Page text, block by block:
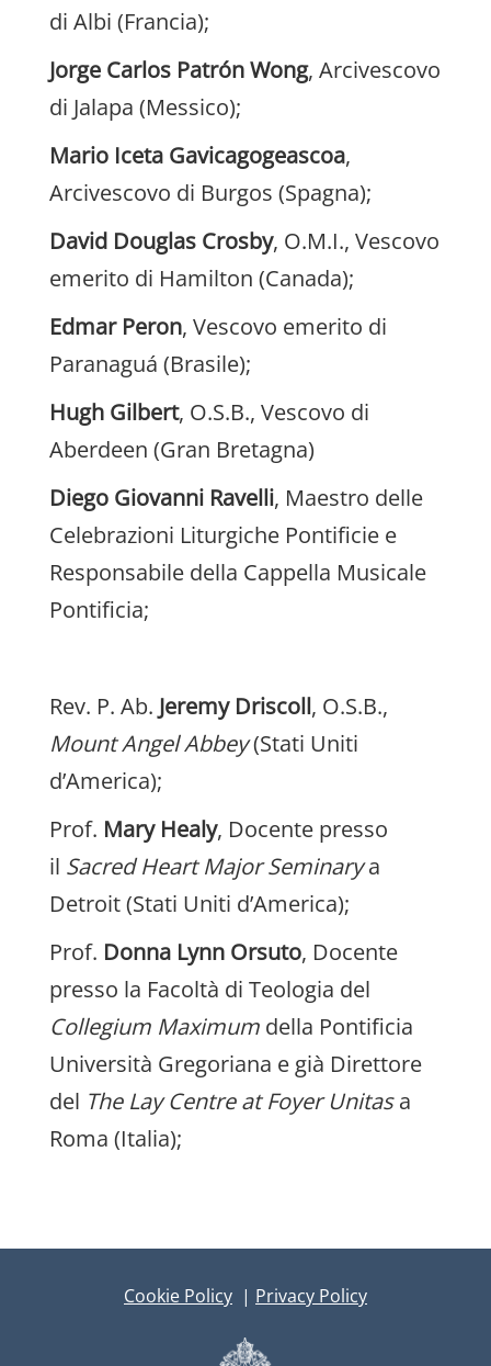
di Albi (Francia);
Jorge Carlos Patrón Wong, Arcivescovo
di Jalapa (Messico);
Mario Iceta Gavicagogeascoa,
Arcivescovo di Burgos (Spagna);
David Douglas Crosby, O.M.I., Vescovo
emerito di Hamilton (Canada);
Edmar Peron, Vescovo emerito di
Paranaguá (Brasile);
Hugh Gilbert, O.S.B., Vescovo di
Aberdeen (Gran Bretagna)
Diego Giovanni Ravelli, Maestro delle
Celebrazioni Liturgiche Pontificie e
Responsabile della Cappella Musicale
Pontificia;
Rev. P. Ab. Jeremy Driscoll, O.S.B.,
Mount Angel Abbey(Stati Uniti
d’America);
Prof. Mary Healy, Docente presso
il Sacred Heart Major Seminarya
Detroit (Stati Uniti d’America);
Prof. Donna Lynn Orsuto, Docente
presso la Facoltà di Teologia del
Collegium Maximum della Pontificia
Università Gregoriana e già Direttore
del The Lay Centre at Foyer Unitasa
Roma (Italia);
Cookie Policy | Privacy Policy